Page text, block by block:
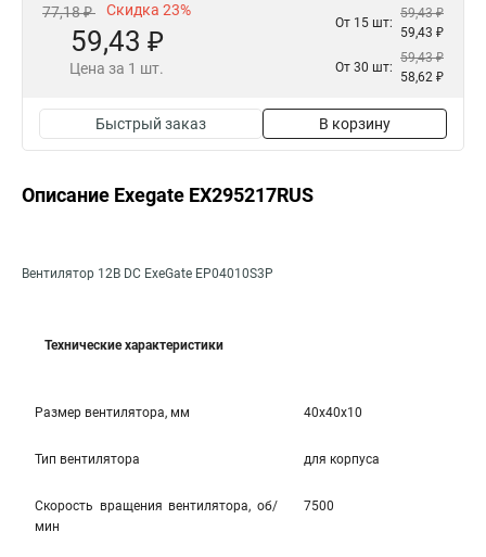
77,18 ₽ Скидка 23%
59,43 ₽
Цена за 1 шт.
От 15 шт:
59,43 ₽
59,43 ₽
От 30 шт:
59,43 ₽
58,62 ₽
Быстрый заказ В корзину
Описание Exegate EX295217RUS
Вентилятор 12В DC ExeGate EP04010S3P
Технические характеристики
Размер вентилятора, мм 40x40x10
Тип вентилятора для корпуса
Скорость вращения вентилятора, об/
мин
7500